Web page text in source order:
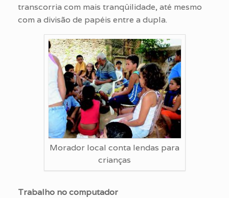
transcorria com mais tranqüilidade, até mesmo
com a divisão de papéis entre a dupla.
Morador local conta lendas para
crianças
Trabalho no computador